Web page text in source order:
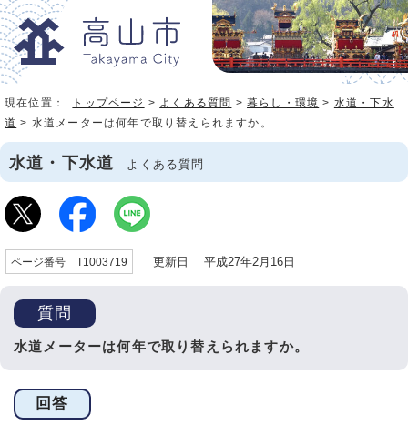
現在位置： トップページ > よくある質問 >暮らし・環境 > 水道・下水
道 > 水道メーターは何年で取り替えられますか。
水道・下水道 よくある質問
ページ番号 T1003719 更新日 平成27年2月16日
質問
水道メーターは何年で取り替えられますか。
回答